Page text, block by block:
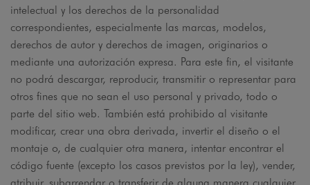
intelectual y los derechos de la personalidad
correspondientes, especialmente las marcas, modelos,
derechos de autor y derechos de imagen, originarios o
mediante una autorización expresa. Para este fin, el visitante
no podrá descargar, reproducir, transmitir o representar para
otros fines que no sean el uso personal y privado, todo o
parte del sitio web. También está prohibido al visitante
modificar, crear una obra derivada, invertir el diseño o el
montaje o, de cualquier otra manera, intentar encontrar el
código fuente (excepto los casos previstos por la ley), vender,
atribuir, subarrendar o transferir de alguna manera cualquier